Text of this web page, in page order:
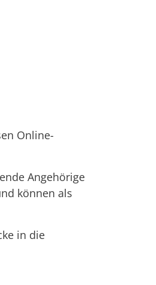
Online-
Angehörige
können als
in die